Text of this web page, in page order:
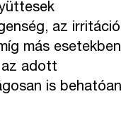
az irritáció
más esetekben
az adott
is behatóan